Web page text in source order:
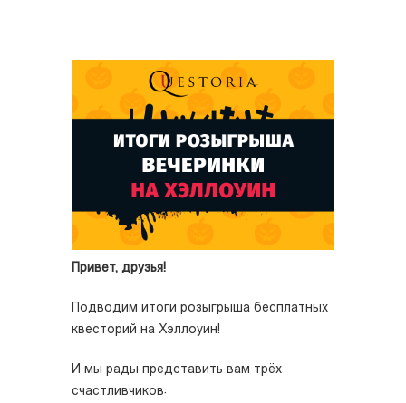
Привет, друзья!
Подводим итоги розыгрыша бесплатных
квесторий на Хэллоуин!
И мы рады представить вам трёх
счастливчиков: